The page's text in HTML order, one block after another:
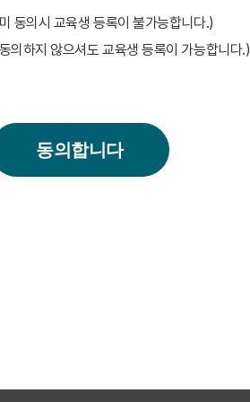
동의시 교육생 등록이 불가능합니다.)
의하지 않으셔도 교육생 등록이 가능합니다.)
동의합니다